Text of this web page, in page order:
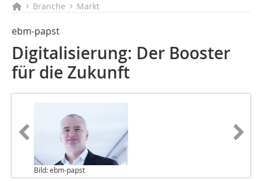
Branche Markt
ebm-papst
Digitalisierung: Der Booster
für die Zukunft
Bild: ebm-papst